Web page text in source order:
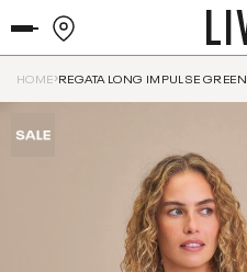
HOME REGATA LONG IMPULSE GREEN